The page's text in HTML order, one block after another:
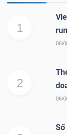
1
06/
2
06/